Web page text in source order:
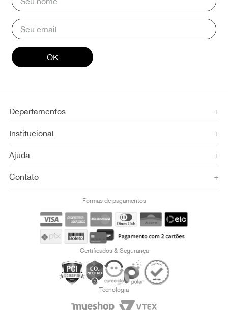
OK
Departamentos +
Institucional +
Ajuda +
Contato +
Formas de pagamentos
Certificados & Segurança
Tecnologia